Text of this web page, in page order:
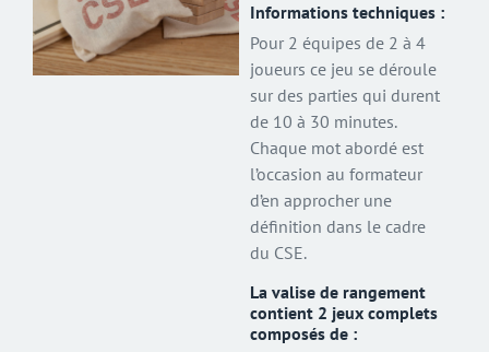
Informations techniques :
Pour 2 équipes de 2 à 4
joueurs ce jeu se déroule
sur des parties qui durent
de 10 à 30 minutes.
Chaque mot abordé est
l’occasion au formateur
d’en approcher une
définition dans le cadre
du CSE.
La valise de rangement
contient 2 jeux complets
composés de :